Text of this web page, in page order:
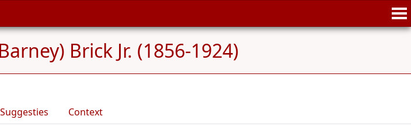
Brick Jr. (1856-1924)
Suggesties Context